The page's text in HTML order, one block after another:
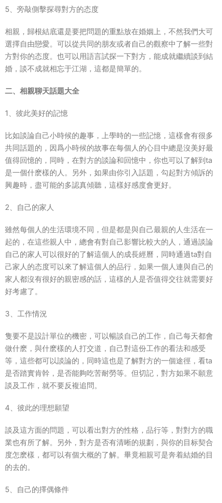
5、旁敲側擊探尋對方的态度
相親，歸根結底還是要把問題的重點放在婚姻上，不然我們大可
選擇自由戀愛。可以從共同的朋友或者自己的觀察中了解一些對
方對你的态度。也可以用語言試探一下對方，能成就繼續談到結
婚，談不成就相忘于江湖，這都是簡單的。
二、相親聊天話題大全
1、彼此美好的記憶
比如談論自己小時候的趣事，上學時的一些記憶，這樣會有很多
共同話題的，因爲小時候的故事在每個人的心目中總是沒美好最
值得回憶的，同時，在對方的談論和回憶中，你也可以了解到ta
是一個什麽樣的人。另外，如果由你引入話題，勾起對方傾訴的
興趣時，盡可能的多認真傾聽，這樣好感度會更好。
2、自己的家人
雖然每個人的生活環境不同，但是都是與自己最親的人生活在一
起的，在這些親人中，總會有對自己影響比較大的人，通過談論
自己的家人可以很好的了解這個人的成長經曆，同時通過ta對自
己家人的态度可以來了解這個人的品行，如果一個人連與自己的
家人都沒有很好的親密感的話，這樣的人是否值得交往就需要好
好考慮了。
3、工作情況
隻要不是設計單位的機密，可以暢談自己的工作，自己每天都會
做什麽，與什麽樣的人打交道，自己對這份工作的看法和感受
等，這些都可以談論的，同時這也是了解對方的一個途徑，看ta
是否踏實肯幹，是否能夠吃苦耐勞等。但切記，對方如果不願意
談及工作，就不要反複追問。
4、彼此的理想願望
談及這方面的問題，可以看出對方的性格，品行等，對對方的職
業也有所了解。另外，對方是否有清晰的規劃，與你的目标契合
度怎麽樣，都可以有個大概的了解。畢竟相親可是奔着結婚的目
的去的。
5、自己的擇偶條件